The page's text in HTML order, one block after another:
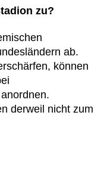
zu?
ab.
können
derweil nicht zum